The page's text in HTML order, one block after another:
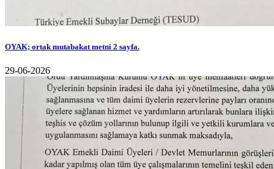
OYAK; ortak mutabakat metni 2 sayfa.
29-06-2026